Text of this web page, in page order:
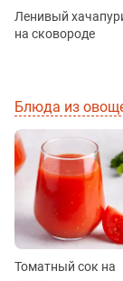
Ленивый
на сковороде
Блюда из
Томатный сок на